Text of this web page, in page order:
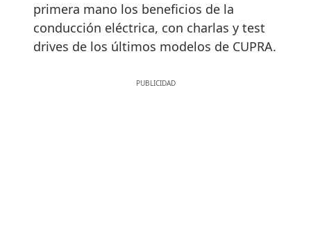
primera mano los beneficios de la
conducción eléctrica, con charlas y test
drives de los últimos modelos de CUPRA.